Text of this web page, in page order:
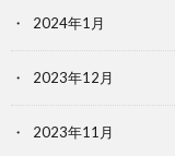
2024年1月
2023年12月
2023年11月